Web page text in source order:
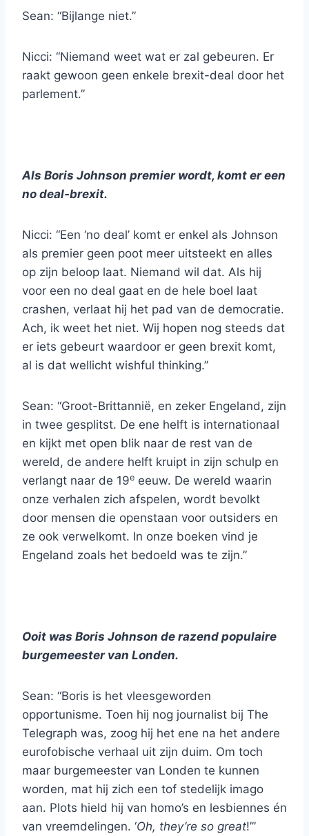
Sean: “Bijlange niet.”
Nicci: “Niemand weet wat er zal gebeuren. Er
raakt gewoon geen enkele brexit-deal door het
parlement.”
Als Boris Johnson premier wordt, komt er een
no deal-brexit.
Nicci: “Een ‘no deal’ komt er enkel als Johnson
als premier geen poot meer uitsteekt en alles
op zijn beloop laat. Niemand wil dat. Als hij
voor een no deal gaat en de hele boel laat
crashen, verlaat hij het pad van de democratie.
Ach, ik weet het niet. Wij hopen nog steeds dat
er iets gebeurt waardoor er geen brexit komt,
al is dat wellicht wishful thinking.”
Sean: “Groot-Brittannië, en zeker Engeland, zijn
in twee gesplitst. De ene helft is internationaal
en kijkt met open blik naar de rest van de
wereld, de andere helft kruipt in zijn schulp en
verlangt naar de 19e eeuw. De wereld waarin
onze verhalen zich afspelen, wordt bevolkt
door mensen die openstaan voor outsiders en
ze ook verwelkomt. In onze boeken vind je
Engeland zoals het bedoeld was te zijn.”
Ooit was Boris Johnson de razend populaire
burgemeester van Londen.
Sean: “Boris is het vleesgeworden
opportunisme. Toen hij nog journalist bij The
Telegraph was, zoog hij het ene na het andere
eurofobische verhaal uit zijn duim. Om toch
maar burgemeester van Londen te kunnen
worden, mat hij zich een tof stedelijk imago
aan. Plots hield hij van homo’s en lesbiennes én
van vreemdelingen. ‘Oh, they’re so great!’”